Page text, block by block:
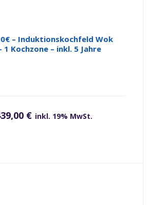
– Induktionskochfeld Wok
1 Kochzone – inkl. 5 Jahre
€ inkl. 19% MwSt.